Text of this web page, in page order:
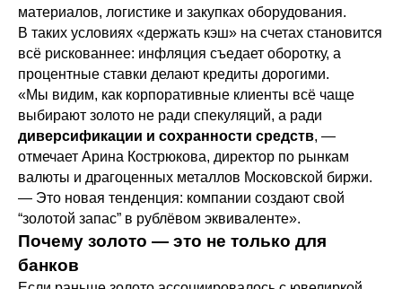
материалов, логистике и закупках оборудования.
В таких условиях «держать кэш» на счетах становится
всё рискованнее: инфляция съедает оборотку, а
процентные ставки делают кредиты дорогими.
«Мы видим, как корпоративные клиенты всё чаще
выбирают золото не ради спекуляций, а ради
диверсификации и сохранности средств, —
отмечает Арина Кострюкова, директор по рынкам
валюты и драгоценных металлов Московской биржи.
— Это новая тенденция: компании создают свой
“золотой запас” в рублёвом эквиваленте».
Почему золото — это не только для
банков